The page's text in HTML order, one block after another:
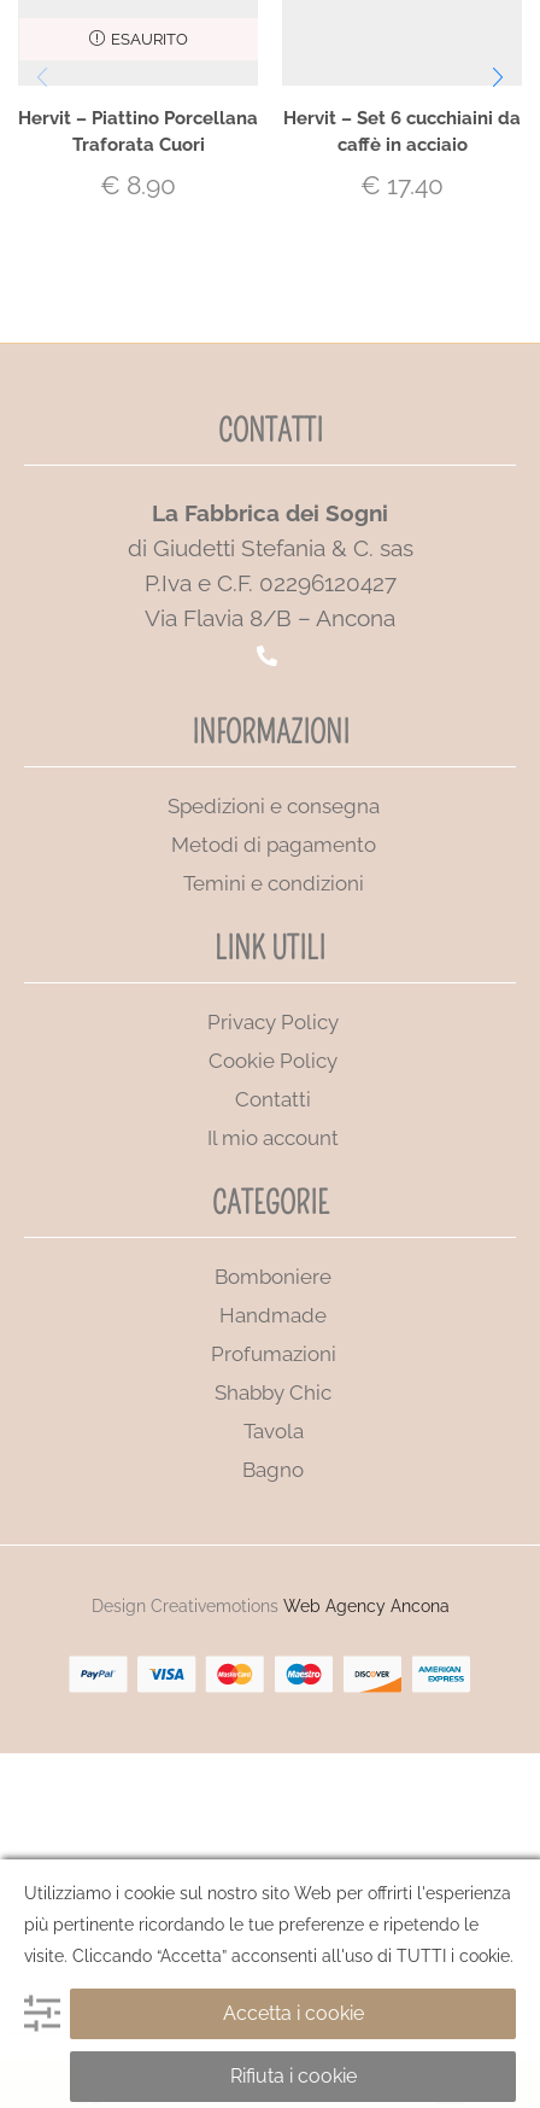
ESAURITO
Hervit – Piattino Porcellana
Traforata Cuori
€ 8.90
Hervit – Set 6 cucchiaini da
caffè in acciaio
€ 17.40
CONTATTI
La Fabbrica dei Sogni
di Giudetti Stefania & C. sas
P.Iva e C.F. 02296120427
Via Flavia 8/B – Ancona
INFORMAZIONI
Spedizioni e consegna
Metodi di pagamento
Temini e condizioni
LINK UTILI
Privacy Policy
Cookie Policy
Contatti
Il mio account
CATEGORIE
Bomboniere
Handmade
Profumazioni
Shabby Chic
Tavola
Bagno
Design Creativemotions Web Agency Ancona
Utilizziamo i cookie sul nostro sito Web per offrirti l'esperienza
più pertinente ricordando le tue preferenze e ripetendo le
visite. Cliccando “Accetta” acconsenti all'uso di TUTTI i cookie.
Accetta i cookie
Rifiuta i cookie